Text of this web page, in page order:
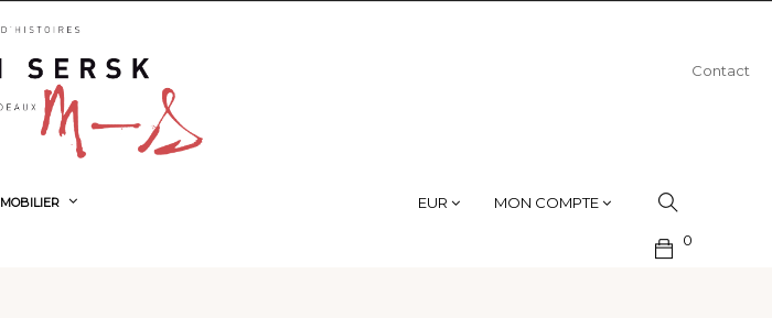
Contact
MOBILIER EUR MON COMPTE
0